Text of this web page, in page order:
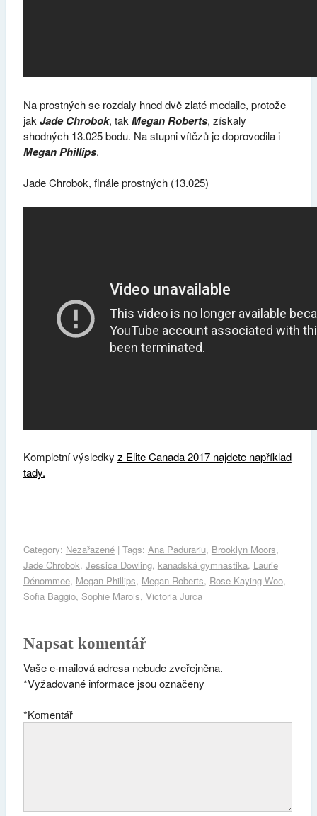
Na prostných se rozdaly hned dvě zlaté medaile, protože
jak Jade Chrobok, tak Megan Roberts, získaly
shodných 13.025 bodu. Na stupni vítězů je doprovodila i
Megan Phillips.
Jade Chrobok, finále prostných (13.025)
Kompletní výsledky z Elite Canada 2017 najdete například
tady.
Category: Nezařazené| Tags: Ana Padurariu, Brooklyn Moors,
Jade Chrobok, Jessica Dowling, kanadská gymnastika, Laurie
Dénommee, Megan Phillips, Megan Roberts, Rose-Kaying Woo,
Sofia Baggio, Sophie Marois, Victoria Jurca
Napsat komentář
Vaše e-mailová adresa nebude zveřejněna.
Vyžadované informace jsou označeny
*
Komentář
*